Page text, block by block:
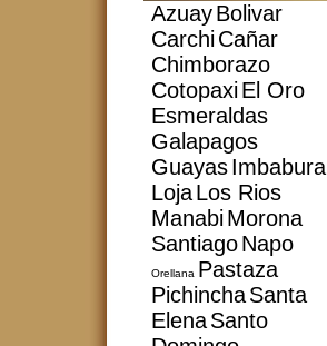
AzuayBolivar
CarchiCañar
Chimborazo
CotopaxiEl Oro
Esmeraldas
Galapagos
GuayasImbabura
LojaLos Rios
ManabiMorona
SantiagoNapo
Orellana Pastaza
PichinchaSanta
ElenaSanto